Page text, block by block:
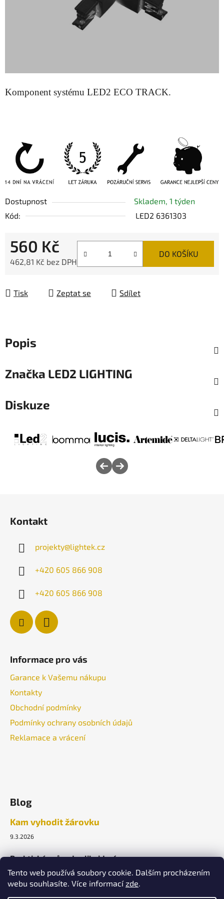
Tento web používá soubory cookie. Dalším procházením
webu souhlasíte. Více informacízde.
Komponent systému LED2 ECO TRACK.
Dostupnost
Skladem, 1 týden
Kód:
LED2 6361303
560 Kč
462,81 Kč bez DPH
DO KOŠÍKU
Tisk Zeptat se Sdílet
Popis
Značka LED2 LIGHTING
Diskuze
Kontakt
projekty@lightek.cz
+420 605 866 908
+420 605 866 908
Informace pro vás
Garance k Vašemu nákupu
Kontakty
Obchodní podmínky
Podmínky ochrany osobních údajů
Reklamace a vrácení
Blog
Kam vyhodit žárovku
9.3.2026
Praktický průvodce likvidací.
ARCHIV